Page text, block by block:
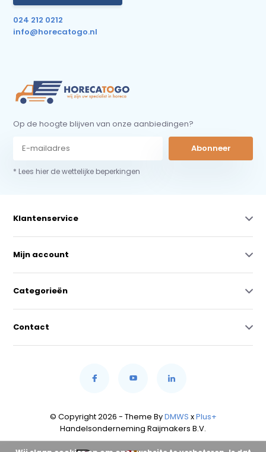
024 212 0212
info@horecatogo.nl
Op de hoogte blijven van onze aanbiedingen?
Abonneer
* Lees hier de wettelijke beperkingen
Klantenservice
Mijn account
Categorieën
Contact
© Copyright 2026 - Theme ByDMWS xPlus+
Handelsonderneming Raijmakers B.V.